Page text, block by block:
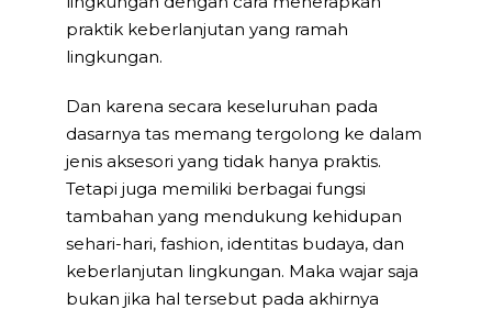
praktik keberlanjutan yang ramah
lingkungan.
Dan karena secara keseluruhan pada
dasarnya tas memang tergolong ke dalam
jenis aksesori yang tidak hanya praktis.
Tetapi juga memiliki berbagai fungsi
tambahan yang mendukung kehidupan
sehari-hari, fashion, identitas budaya, dan
keberlanjutan lingkungan. Maka wajar saja
bukan jika hal tersebut pada akhirnya